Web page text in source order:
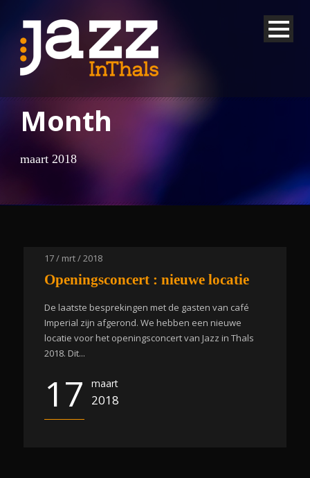
Month
maart 2018
17 / mrt / 2018
Openingsconcert : nieuwe locatie
De laatste besprekingen met de gasten van café
Imperial zijn afgerond. We hebben een nieuwe
locatie voor het openingsconcert van Jazz in Thals
2018. Dit...
17 maart
2018